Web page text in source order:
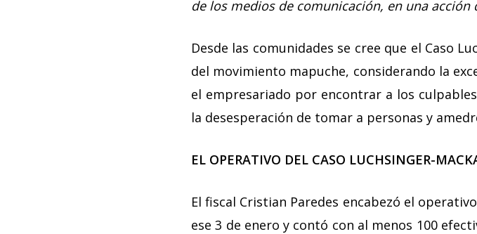
de los medios de comunicación, en una
Desde las comunidades se cree que el Caso
del movimiento mapuche, considerando la
el empresariado por encontrar a los
la desesperación de tomar a personas y
EL OPERATIVO DEL CASO LUCHSINGER-
El fiscal Cristian Paredes encabezó el
ese 3 de enero y contó con al menos 100